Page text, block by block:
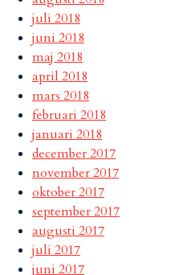
juli 2018
juni 2018
maj 2018
april 2018
mars 2018
februari 2018
januari 2018
december 2017
november 2017
oktober 2017
september 2017
augusti 2017
juli 2017
juni 2017